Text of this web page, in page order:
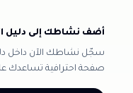
أضف نشاطك إلى دليل
سجّل نشاطك الآن داخل
صفحة احترافية تساعدك